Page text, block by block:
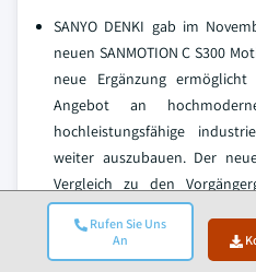
Rufen Sie Uns
An
SANYO DENKI gab im
neuen SANMOTION C S300
neue Ergänzung
Angebot an
hochleistungsfähige
weiter auszubauen. Der
Vergleich zu den
bessere
Skalierbarkeit, erweiterte
EtherCAT-